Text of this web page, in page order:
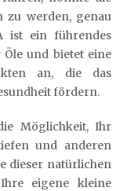
zu werden, genau
ist ein führendes
und bietet eine
an, die das
fördern.
Möglichkeit, Ihr
und anderen
dieser natürlichen
eigene kleine